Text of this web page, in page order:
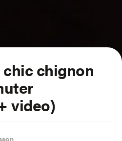
chignon
video)